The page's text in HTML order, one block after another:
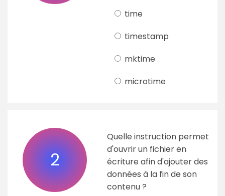
time
timestamp
mktime
microtime
2
Quelle instruction permet
d'ouvrir un fichier en
écriture afin d'ajouter des
données à la fin de son
contenu ?